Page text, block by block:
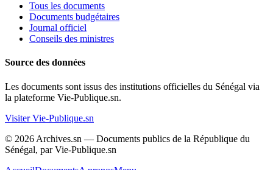
Tous les documents
Documents budgétaires
Journal officiel
Conseils des ministres
Source des données
Les documents sont issus des institutions officielles du Sénégal via
la plateforme Vie-Publique.sn.
Visiter Vie-Publique.sn
© 2026 Archives.sn — Documents publics de la République du
Sénégal, par Vie-Publique.sn